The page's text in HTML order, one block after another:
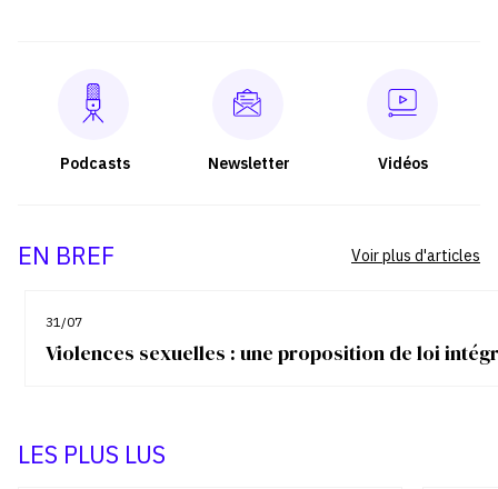
Podcasts Newsletter Vidéos
EN BREF
31/07
Violences sexuelles : une proposition de loi
Voir plus d'articles
LES PLUS LUS